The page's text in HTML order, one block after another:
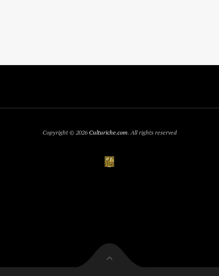
Copyright © 2026Culturiche.com. All rights reserved